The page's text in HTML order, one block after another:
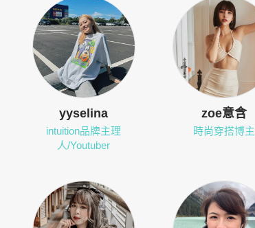
yyselina
intuition品牌主理
人/Youtuber
zoe意含
時尚穿搭博主